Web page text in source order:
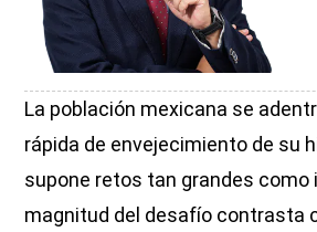
La población mexicana se
rápida de envejecimiento de su
supone retos tan grandes como
magnitud del desafío contrasta